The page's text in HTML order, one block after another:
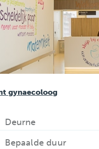
gynaecoloog
Deurne
Bepaalde duur